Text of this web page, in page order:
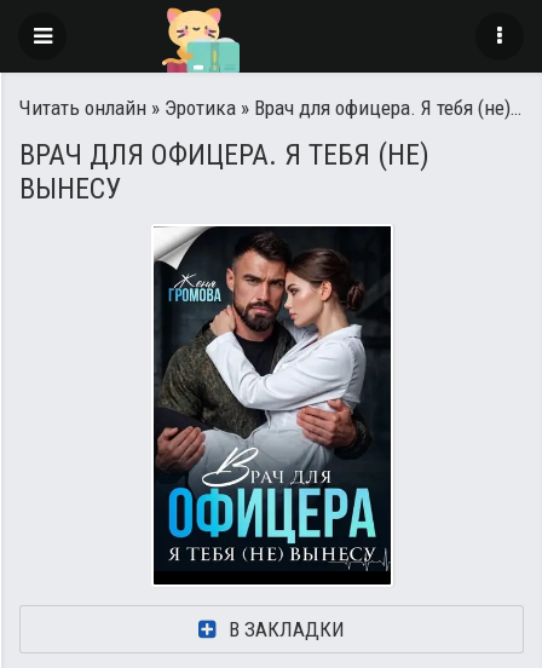
Читать онлайн » Эротика » Врач для офицера. Я тебя (не) вынесу
ВРАЧ ДЛЯ ОФИЦЕРА. Я ТЕБЯ (НЕ)
ВЫНЕСУ
В ЗАКЛАДКИ